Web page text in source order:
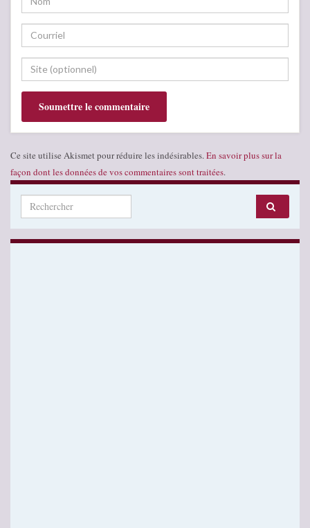
Ce site utilise Akismet pour réduire les indésirables. En savoir plus sur la
façon dont les données de vos commentaires sont traitées.
Search for: